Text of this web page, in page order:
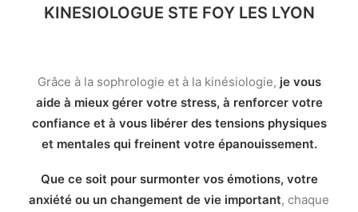
KINESIOLOGUE STE FOY LES LYON
Grâce à la sophrologie et à la kinésiologie, je vous
aide à mieux gérer votre stress, à renforcer votre
confiance et à vous libérer des tensions physiques
et mentales qui freinent votre épanouissement.
Que ce soit pour surmonter vos émotions, votre
anxiété ou un changement de vie important, chaque